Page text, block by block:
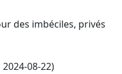
des imbéciles, privés
08-22)